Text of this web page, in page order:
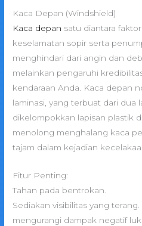
Kaca Depan (Windshield)
Kaca depan satu diantara
keselamatan sopir serta
menghindari dari angin dan
melainkan pengaruhi
kendaraan Anda. Kaca depan
laminasi, yang terbuat dari dua
dikelompokkan lapisan plastik
menolong menghalang kaca
tajam dalam kejadian
Fitur Penting:
Tahan pada bentrokan.
Sediakan visibilitas yang terang.
mengurangi dampak negatif